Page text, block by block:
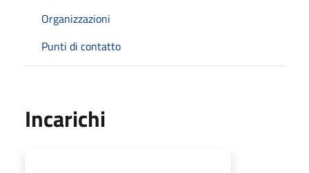
Organizzazioni
Punti di contatto
Incarichi